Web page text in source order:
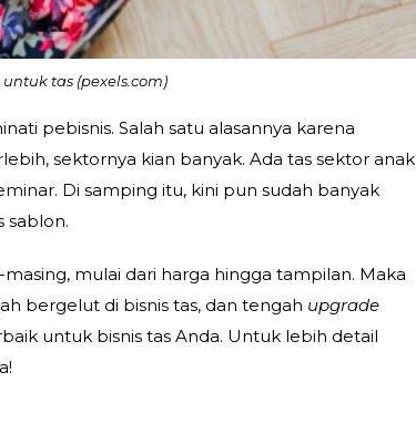
tas (pexels.com)
pebisnis. Salah satu alasannya karena
sektornya kian banyak. Ada tas sektor anak
Di samping itu, kini pun sudah banyak
sablon.
mulai dari harga hingga tampilan. Maka
bergelut di bisnis tas, dan tengah upgrade
untuk bisnis tas Anda. Untuk lebih detail